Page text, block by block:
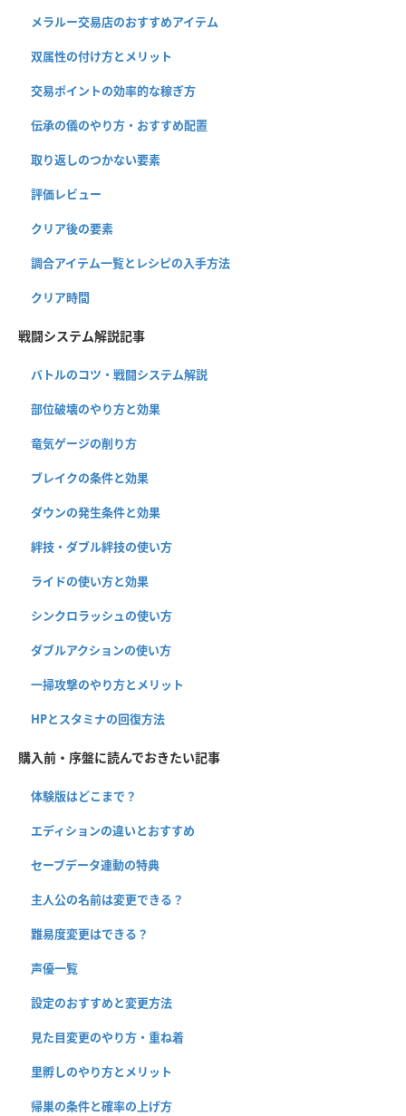
メラルー交易店のおすすめアイテム
双属性の付け方とメリット
交易ポイントの効率的な稼ぎ方
伝承の儀のやり方・おすすめ配置
取り返しのつかない要素
評価レビュー
クリア後の要素
調合アイテム一覧とレシピの入手方法
クリア時間
戦闘システム解説記事
バトルのコツ・戦闘システム解説
部位破壊のやり方と効果
竜気ゲージの削り方
ブレイクの条件と効果
ダウンの発生条件と効果
絆技・ダブル絆技の使い方
ライドの使い方と効果
シンクロラッシュの使い方
ダブルアクションの使い方
一掃攻撃のやり方とメリット
HPとスタミナの回復方法
購入前・序盤に読んでおきたい記事
体験版はどこまで？
エディションの違いとおすすめ
セーブデータ連動の特典
主人公の名前は変更できる？
難易度変更はできる？
声優一覧
設定のおすすめと変更方法
見た目変更のやり方・重ね着
里孵しのやり方とメリット
帰巣の条件と確率の上げ方